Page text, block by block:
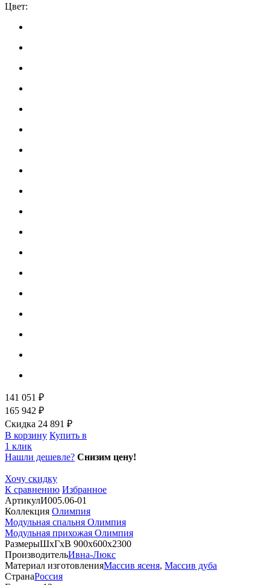
Цвет:
141 051 ₽
165 942 ₽
Скидка 24 891 ₽
В корзину Купить в
1 клик
Нашли дешевле? Снизим цену!
Хочу скидку
К сравнению Избранное
АртикулИ005.06-01
Коллекция Олимпия
Модульная спальня Олимпия
Модульная прихожая Олимпия
РазмерыШхГхВ 900х600х2300
ПроизводительИвна-Люкс
Материал изготовленияМассив ясеня, Массив дуба
СтранаРоссия